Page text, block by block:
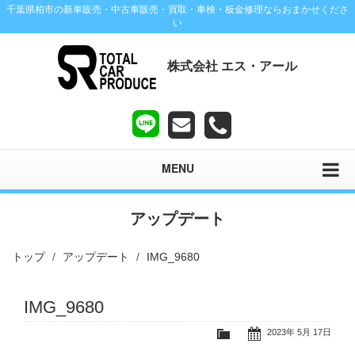
千葉県柏市の新車販売・中古車販売・買取・車検・板金修理ならおまかせくださ
い
株式会社 エス・アール
MENU
アップデート
トップ アップデート IMG_9680
IMG_9680
2023年 5月 17日